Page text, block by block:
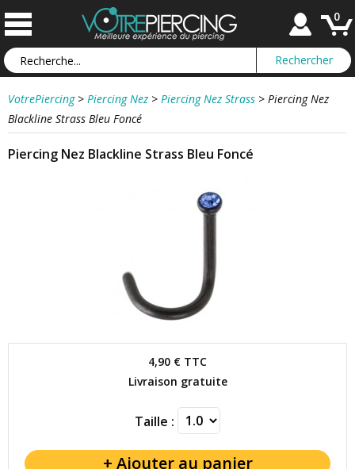
0
VotrePiercing > Piercing Nez > Piercing Nez Strass > Piercing Nez
Blackline Strass Bleu Foncé
Piercing Nez Blackline Strass Bleu Foncé
4,90 € TTC
Livraison gratuite
Taille :